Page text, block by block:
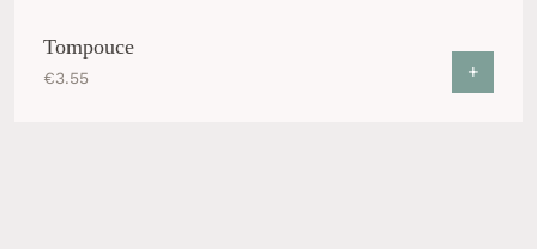
Tompouce
€3.55 +